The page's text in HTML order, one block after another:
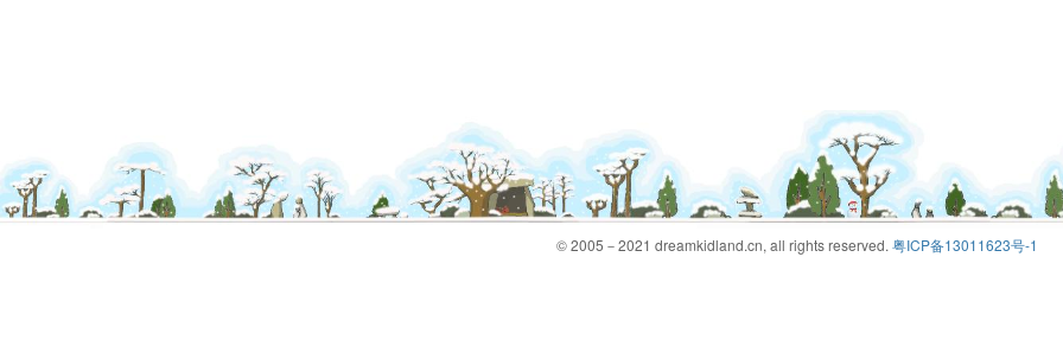
© 2005－2021 dreamkidland.cn, all rights reserved. 粤ICP备13011623号-1